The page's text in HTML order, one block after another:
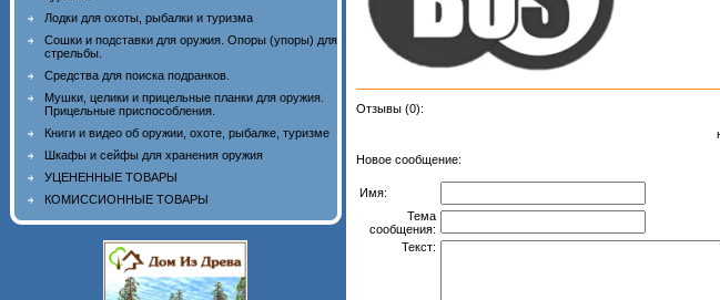
Лодки для охоты, рыбалки и туризма
Сошки и подставки для оружия. Опоры (упоры) для
стрельбы.
Средства для поиска подранков.
Мушки, целики и прицельные планки для оружия.
Прицельные приспособления.
Книги и видео об оружии, охоте, рыбалке, туризме
Шкафы и сейфы для хранения оружия
УЦЕНЕННЫЕ ТОВАРЫ
КОМИССИОННЫЕ ТОВАРЫ
Отзывы (0):
Новое сообщение:
Имя:
Тема
сообщения:
Текст: